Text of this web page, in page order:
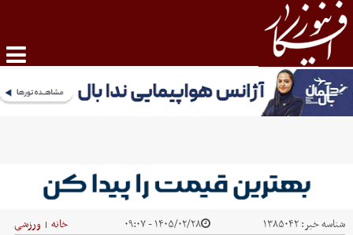
شناسه خبر:۱۳۸۵۰۴۲ ۱۴۰۵/۰۲/۲۸ - ۰۹:۰۷ خانه | ورزشی